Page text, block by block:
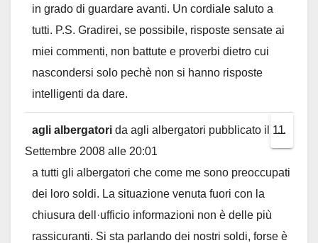
in grado di guardare avanti. Un cordiale saluto a
tutti. P.S. Gradirei, se possibile, risposte sensate ai
miei commenti, non battute e proverbi dietro cui
nascondersi solo pechè non si hanno risposte
intelligenti da dare.
agli albergatori da agli albergatori pubblicato il 11
Settembre 2008 alle 20:01
a tutti gli albergatori che come me sono preoccupati
dei loro soldi. La situazione venuta fuori con la
chiusura dell·ufficio informazioni non è delle più
rassicuranti. Si sta parlando dei nostri soldi, forse è
...
this